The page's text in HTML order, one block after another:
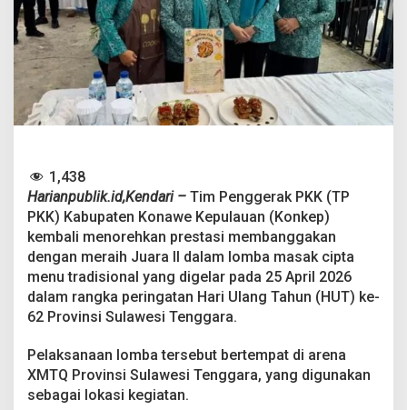
l
K
o
n
k
e
p
B
n
a
r
T
P
P
K
a
b
e
1,438
Harianpublik.id,Kendari – Tim Penggerak PKK (TP
PKK) Kabupaten Konawe Kepulauan (Konkep)
kembali menorehkan prestasi membanggakan
dengan meraih Juara II dalam lomba masak cipta
menu tradisional yang digelar pada 25 April 2026
dalam rangka peringatan Hari Ulang Tahun (HUT) ke-
62 Provinsi Sulawesi Tenggara.
Pelaksanaan lomba tersebut bertempat di arena
XMTQ Provinsi Sulawesi Tenggara, yang digunakan
sebagai lokasi kegiatan.